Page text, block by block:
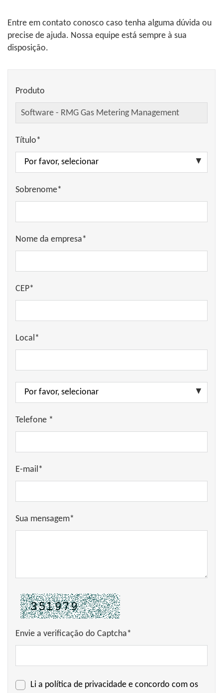
Entre em contato conosco caso tenha alguma dúvida ou
precise de ajuda. Nossa equipe está sempre à sua
disposição.
Produto
Título*
Sobrenome*
Nome da empresa*
CEP*
Local*
Telefone *
E-mail*
Sua mensagem*
Envie a verificação do Captcha*
Li a política de privacidade e concordo com os